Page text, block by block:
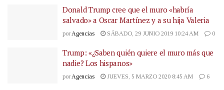
Donald Trump cree que el muro «habría
salvado» a Oscar Martínez y a su hija Valeria
por Agencias SÁBADO, 29 JUNIO 2019 10:24 AM 0
Trump: «¿Saben quién quiere el muro más que
nadie? Los hispanos»
porAgencias JUEVES, 5 MARZO 2020 8:45 AM 6